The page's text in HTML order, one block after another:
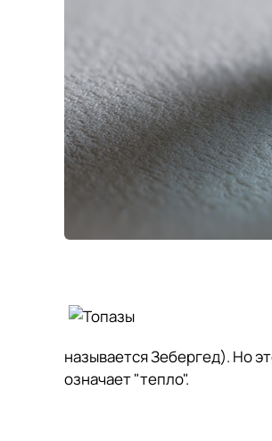
называется Зебергед). Но
означает "тепло".